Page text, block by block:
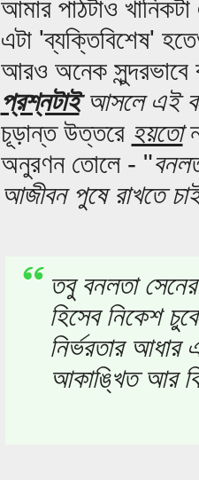
আমার পাঠটাও
এটা 'ব্যক্তিবিশেষ'
আরও অনেক
প্রশ্নটাইআসলে এই
চূড়ান্ত উত্তরে হয়তো
অনুরণন তোলে - "
আজীবন পুষে রাখতে
তবু বনলতা
হিসেব নিকেশ
নির্ভরতার
আকাঙ্খিত আর